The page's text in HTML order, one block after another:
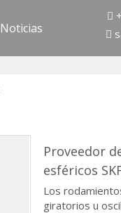
Noticias


Proveedor
esféricos
Los
giratorios u